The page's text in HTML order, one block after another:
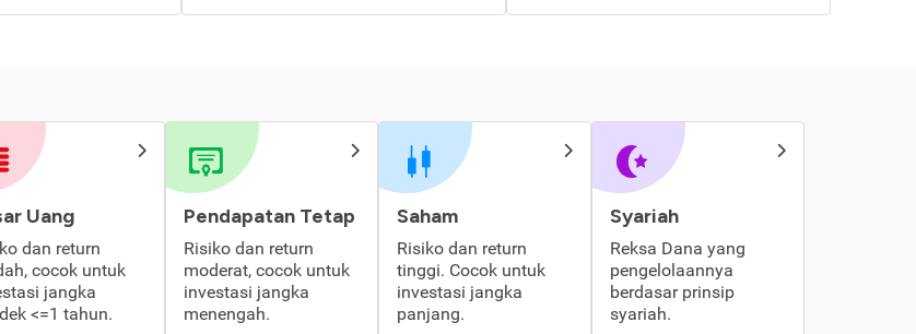
Uang
dan return
cocok untuk
jangka
<=1 tahun.
Pendapatan Tetap
Risiko dan return
moderat, cocok untuk
investasi jangka
menengah.
Saham
Risiko dan return
tinggi. Cocok untuk
investasi jangka
panjang.
Syariah
Reksa Dana yang
pengelolaannya
berdasar prinsip
syariah.